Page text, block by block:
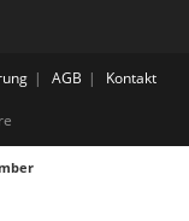
AGB Kontakt